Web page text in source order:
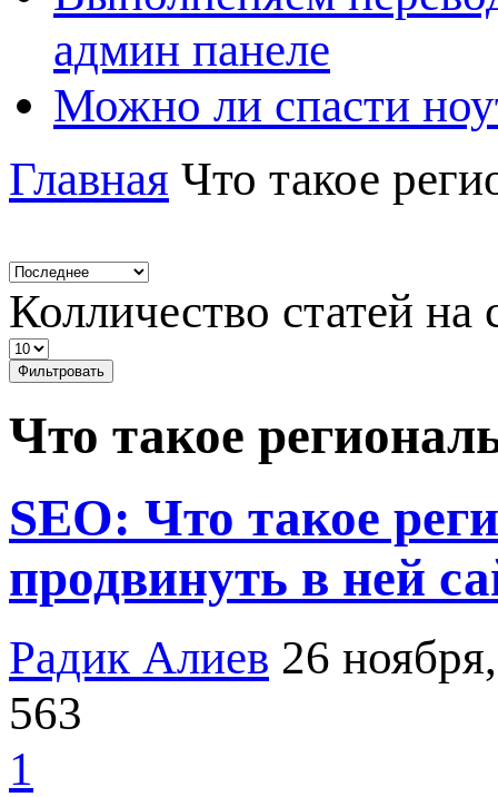
админ панеле
Можно ли спасти
Главная Что такое
Колличество статей на
Фильтровать
Что такое
SEO: Что такое
продвинуть в ней
Радик Алиев 26
563
1